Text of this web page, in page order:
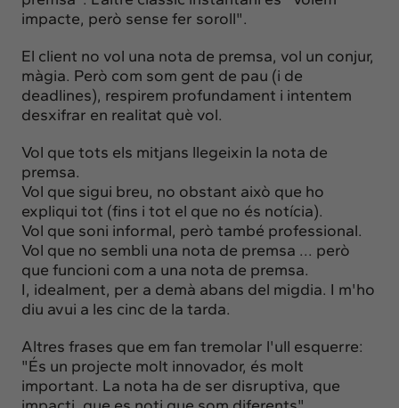
impacte, però sense fer soroll".
El client no vol una nota de premsa, vol un conjur,
màgia. Però com som gent de pau (i de
deadlines), respirem profundament i intentem
desxifrar en realitat què vol.
Vol que tots els mitjans llegeixin la nota de
premsa.
Vol que sigui breu, no obstant això que ho
expliqui tot (fins i tot el que no és notícia).
Vol que soni informal, però també professional.
Vol que no sembli una nota de premsa ... però
que funcioni com a una nota de premsa.
I, idealment, per a demà abans del migdia. I m'ho
diu avui a les cinc de la tarda.
Altres frases que em fan tremolar l'ull esquerre:
"És un projecte molt innovador, és molt
important. La nota ha de ser disruptiva, que